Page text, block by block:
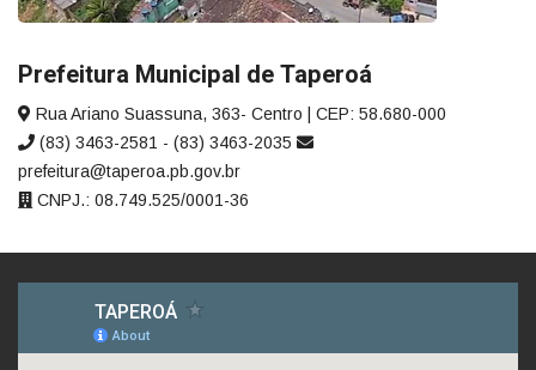
Prefeitura Municipal de Taperoá
Rua Ariano Suassuna, 363- Centro | CEP: 58.680-000
(83) 3463-2581 - (83) 3463-2035
prefeitura@taperoa.pb.gov.br
CNPJ.: 08.749.525/0001-36